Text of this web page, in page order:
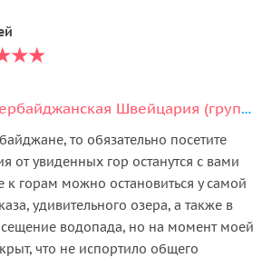
Район Габала: Азербайджанская Швейцария (групповая экскурсия)
то обязательно посетите
от увиденных гор останутся с вами
к горам можно остановиться у самой
удивительного озера, а также в
водопада, но на момент моей
что не испортило общего